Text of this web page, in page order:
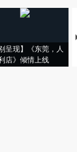
别呈现】《东莞，人
店》倾情上线